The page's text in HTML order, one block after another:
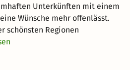
Unterkünften mit einem
Wünsche mehr offenlässt.
schönsten Regionen